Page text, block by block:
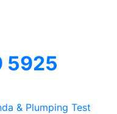
5925
& Plumping Test